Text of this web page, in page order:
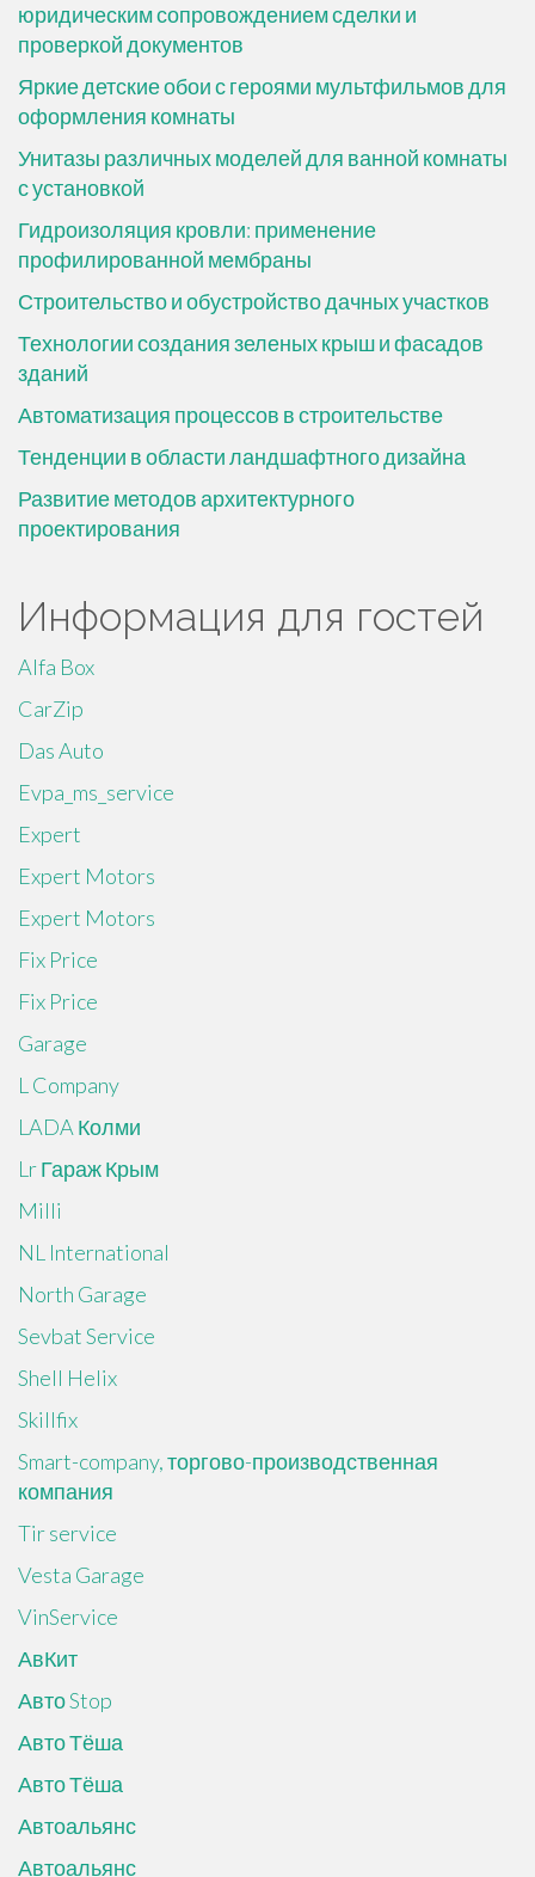
юридическим сопровождением сделки и
проверкой документов
Яркие детские обои с героями мультфильмов для
оформления комнаты
Унитазы различных моделей для ванной комнаты
с установкой
Гидроизоляция кровли: применение
профилированной мембраны
Строительство и обустройство дачных участков
Технологии создания зеленых крыш и фасадов
зданий
Автоматизация процессов в строительстве
Тенденции в области ландшафтного дизайна
Развитие методов архитектурного
проектирования
Информация для гостей
Alfa Box
CarZip
Das Auto
Evpa_ms_service
Expert
Expert Motors
Expert Motors
Fix Price
Fix Price
Garage
L Company
LADA Колми
Lr Гараж Крым
Milli
NL International
North Garage
Sevbat Service
Shell Helix
Skillfix
Smart-company, торгово-производственная
компания
Tir service
Vesta Garage
VinService
АвКит
Авто Stop
Авто Тёша
Авто Тёша
Автоальянс
Автоальянс